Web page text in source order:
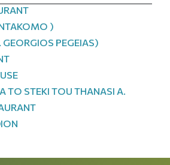
)
PEGEIAS)
TO STEKI TOU THANASI A.